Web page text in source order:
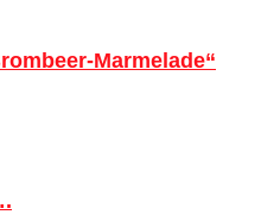
Marmelade“